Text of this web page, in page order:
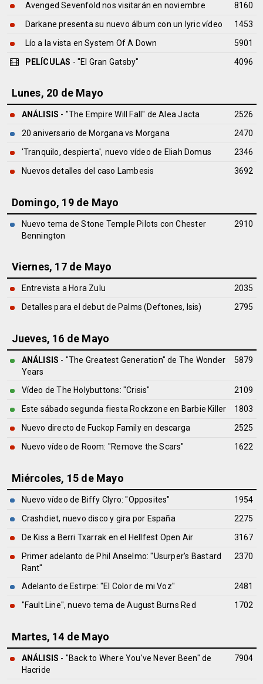
Avenged Sevenfold nos visitarán en noviembre
8160
Darkane presenta su nuevo álbum con un lyric vídeo
1453
Lío a la vista en System Of A Down
5901
PELÍCULAS - "El Gran Gatsby" 4096
Lunes, 20 de Mayo
ANÁLISIS - "The Empire Will Fall" deAlea Jacta
2526
20 aniversario de Morgana vs Morgana
2470
'Tranquilo, despierta', nuevo vídeo de Eliah Domus
2346
Nuevos detalles del caso Lambesis
3692
Domingo, 19 de Mayo
Nuevo tema de Stone Temple Pilots con Chester
Bennington
2910
Viernes, 17 de Mayo
Entrevista a Hora Zulu
2035
Detalles para el debut de Palms (Deftones, Isis)
2795
Jueves, 16 de Mayo
ANÁLISIS - "The Greatest Generation" de The Wonder
Years
5879
Vídeo de The Holybuttons: "Crisis"
2109
Este sábado segunda fiesta Rockzone en Barbie Killer
1803
Nuevo directo de Fuckop Family en descarga
2525
Nuevo vídeo de Room: "Remove the Scars"
1622
Miércoles, 15 de Mayo
Nuevo vídeo de Biffy Clyro: "Opposites"
1954
Crashdïet, nuevo disco y gira por España
2275
De Kiss a Berri Txarrak en el Hellfest Open Air
3167
Primer adelanto de Phil Anselmo: "Usurper's Bastard
Rant"
2370
Adelanto de Estirpe: "El Color de mi Voz"
2481
"Fault Line", nuevo tema de August Burns Red
1702
Martes, 14 de Mayo
ANÁLISIS - "Back to Where You've Never Been" de
Hacride
7904